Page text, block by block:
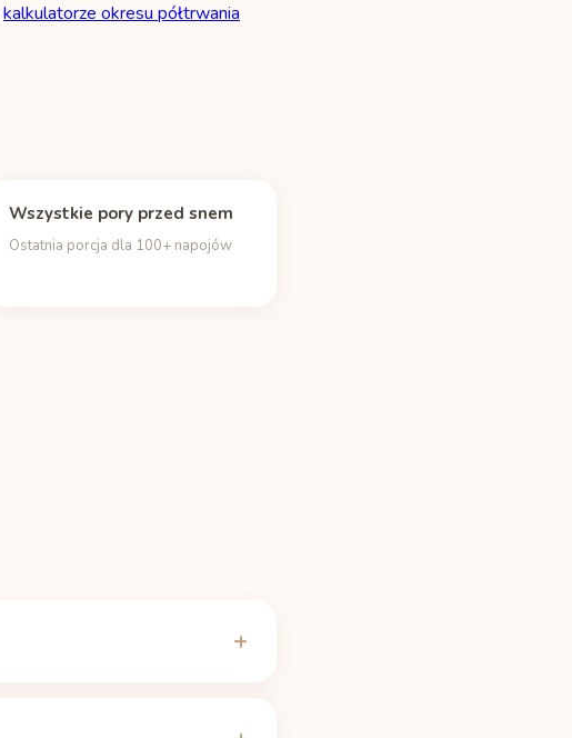
kalkulatorze okresu półtrwania
Wszystkie pory przed snem
Ostatnia porcja dla 100+ napojów